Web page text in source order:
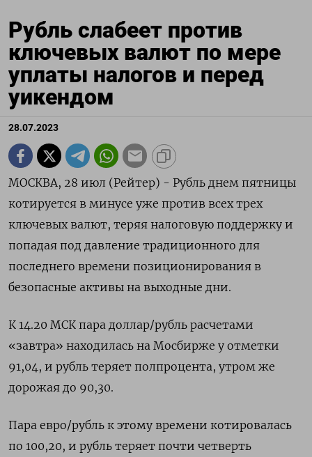
Рубль слабеет против
ключевых валют по мере
уплаты налогов и перед
уикендом
28.07.2023
МОСКВА, 28 июл (Рейтер) - Рубль днем пятницы
котируется в минусе уже против всех трех
ключевых валют, теряя налоговую поддержку и
попадая под давление традиционного для
последнего времени позиционирования в
безопасные активы на выходные дни.
К 14.20 МСК пара доллар/рубль расчетами
«завтра» находилась на Мосбирже у отметки
91,04, и рубль теряет полпроцента, утром же
дорожая до 90,30.
Пара евро/рубль к этому времени котировалась
по 100,20, и рубль теряет почти четверть